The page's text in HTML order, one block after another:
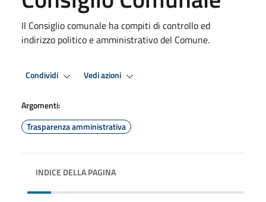
Il Consiglio comunale ha compiti di controllo ed
indirizzo politico e amministrativo del Comune.
Condividi Vedi azioni
Argomenti:
Trasparenza amministrativa
INDICE DELLA PAGINA